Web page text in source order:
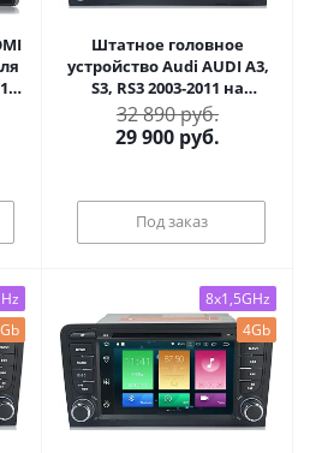
Штатное головное
устройство Audi AUDI A3,
S3, RS3 2003-2011 на
Android 10 Carmedia MKD-
A789-P30
32 890 руб.
29 900 руб.
Под заказ
8x1,5GHz
4Gb